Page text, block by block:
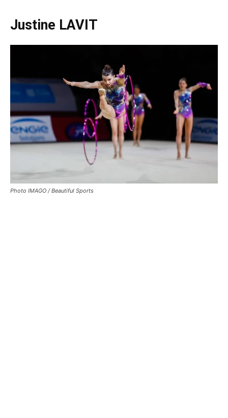
Justine LAVIT
Photo IMAGO / Beautiful Sports